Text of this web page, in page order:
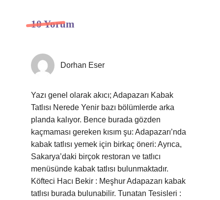
10 Yorum
Dorhan Eser
Yazı genel olarak akıcı; Adapazarı Kabak
Tatlısı Nerede Yenir bazı bölümlerde arka
planda kalıyor. Bence burada gözden
kaçmaması gereken kısım şu: Adapazarı’nda
kabak tatlısı yemek için birkaç öneri: Ayrıca,
Sakarya’daki birçok restoran ve tatlıcı
menüsünde kabak tatlısı bulunmaktadır.
Köfteci Hacı Bekir : Meşhur Adapazarı kabak
tatlısı burada bulunabilir. Tunatan Tesisleri :